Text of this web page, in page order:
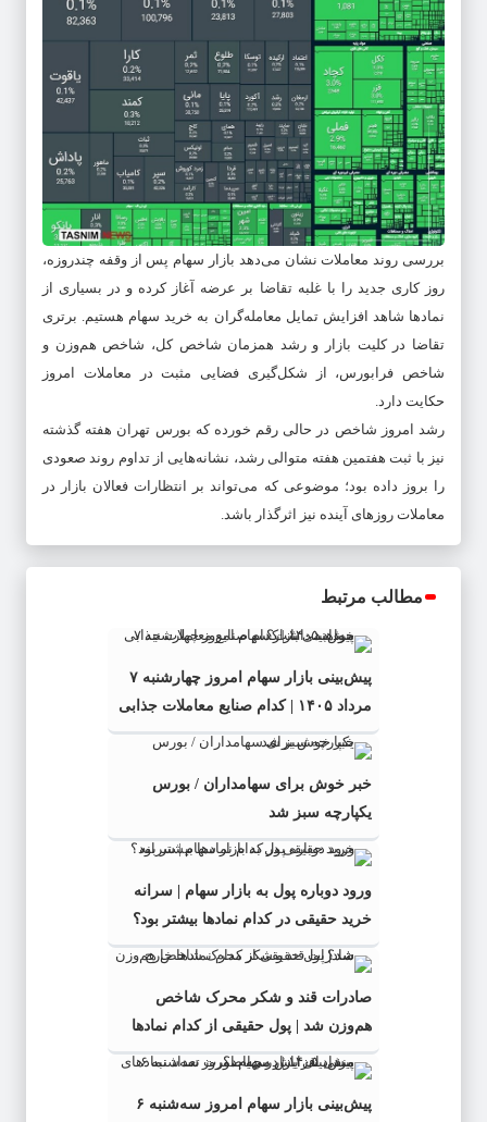
بررسی روند معاملات نشان می‌دهد بازار سهام پس از وقفه چندروزه،
روز کاری جدید را با غلبه تقاضا بر عرضه آغاز کرده و در بسیاری از
نمادها شاهد افزایش تمایل معامله‌گران به خرید سهام هستیم. برتری
تقاضا در کلیت بازار و رشد همزمان شاخص کل، شاخص هم‌وزن و
شاخص فرابورس، از شکل‌گیری فضایی مثبت در معاملات امروز
حکایت دارد.
رشد امروز شاخص در حالی رقم خورده که بورس تهران هفته گذشته
نیز با ثبت هفتمین هفته متوالی رشد، نشانه‌هایی از تداوم روند صعودی
را بروز داده بود؛ موضوعی که می‌تواند بر انتظارات فعالان بازار در
معاملات روزهای آینده نیز اثرگذار باشد.
مطالب مرتبط
پیش‌بینی بازار سهام امروز چهارشنبه ۷
مرداد ۱۴۰۵ | کدام صنایع معاملات جذابی
خواهند داشت؟
خبر خوش برای سهامداران / بورس
یکپارچه سبز شد
ورود دوباره پول به بازار سهام | سرانه
خرید حقیقی در کدام نماد‌ها بیشتر بود؟
صادرات قند و شکر محرک شاخص
هم‌وزن شد | پول حقیقی از کدام نماد‌ها
خارج شد؟
پیش‌بینی بازار سهام امروز سه‌شنبه ۶